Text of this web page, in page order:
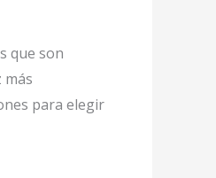
que son
más
para elegir